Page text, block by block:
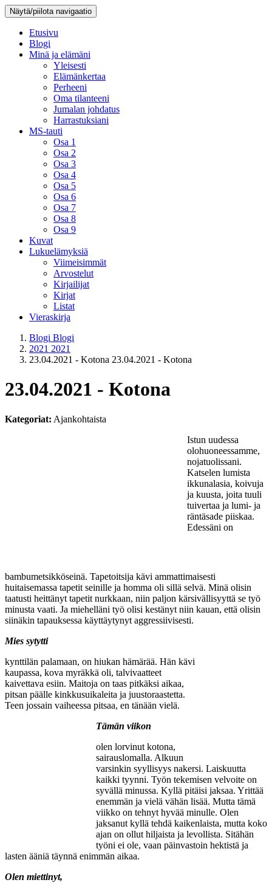
Näytä/piilota navigaatio
Etusivu
Blogi
Minä ja elämäni
Yleisesti
Elämänkertaa
Perheeni
Oma tilanteeni
Jumalan johdatus
Harrastuksiani
MS-tauti
Osa 1
Osa 2
Osa 3
Osa 4
Osa 5
Osa 6
Osa 7
Osa 8
Osa 9
Kuvat
Lukuelämyksiä
Viimeisimmät
Arvostelut
Kirjailijat
Kirjat
Listat
Vieraskirja
Blogi Blogi
2021 2021
23.04.2021 - Kotona 23.04.2021 - Kotona
23.04.2021 - Kotona
Kategoriat: Ajankohtaista
Istun uudessa
olohuoneessamme,
nojatuolissani.
Katselen lumista
ikkunalasia, koivuja
ja kuusta, joita tuuli
tuivertaa ja lumi- ja
räntäsade piiskaa.
Edessäni on
bambumetsikköseinä. Tapetoitsija kävi ammattimaisesti
huitaisemassa tapetit seinille ja homma oli sillä selvä. Minä olisin
taatusti heittänyt tapetit nurkkaan, niin paljon kärsivällisyyttä se työ
minusta vaati. Ja miehelläni työ olisi kestänyt niin kauan, että olisin
siinäkin tapauksessa käyttäytynyt aggressiivisesti.
Mies sytytti
kynttilän palamaan, on hiukan hämärää. Hän kävi
kaupassa, kova myräkkä oli, talvivaatteet
kaivettava esiin. Maitoja on taas pitkäksi aikaa,
pitsan päälle kinkkusuikaleita ja juustoraastetta.
Teen jossain vaiheessa pitsaa, en tänään vielä.
Tämän viikon
olen lorvinut kotona,
sairauslomalla. Alkuun
varsinkin syyllisyys nakersi. Laiskuutta
kaikki tyynni. Työn tekemisen velvoite on
syvällä minussa. Kyllä pitäisi jaksaa. Yrittää
enemmän ja vielä vähän lisää. Mutta tämä
viikko on tehnyt hyvää minulle. Olen
jaksanut kyllä tehdä kaikenlaista, mutta koko
ajan on ollut hiljaista ja levollista. Sitähän
työni ei ole, vaan päinvastoin hektistä ja
lasten ääniä täynnä enimmän aikaa.
Olen miettinyt,